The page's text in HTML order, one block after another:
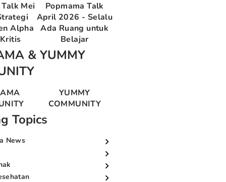
Mei
Alpha
Popmama Talk
April 2026 - Selalu
Ada Ruang untuk
Belajar
& YUMMY
YUMMY
COMMUNITY
Topics
News